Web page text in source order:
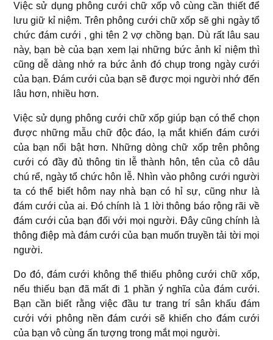
Việc sử dụng phông cưới chữ xốp vô cùng cần thiết để
lưu giữ kỉ niệm. Trên phông cưới chữ xốp sẽ ghi ngày tổ
chức đám cưới , ghi tên 2 vợ chồng bạn. Dù rất lâu sau
này, bạn bè của bạn xem lại những bức ảnh kỉ niệm thì
cũng dễ dàng nhớ ra bức ảnh đó chụp trong ngày cưới
của bạn. Đám cưới của bạn sẽ được mọi người nhớ đến
lâu hơn, nhiều hơn.
Việc sử dụng phông cưới chữ xốp giúp bạn có thể chọn
được những mẫu chữ độc đáo, lạ mắt khiến đám cưới
của bạn nổi bật hơn. Những dòng chữ xốp trên phông
cưới có đầy đủ thông tin lễ thành hôn, tên của cô dâu
chú rể, ngày tổ chức hôn lễ. Nhìn vào phông cưới người
ta có thể biết hôm nay nhà bạn có hỉ sự, cũng như là
đám cưới của ai. Đó chính là 1 lời thông báo rộng rãi về
đám cưới của bạn đối với mọi người. Đây cũng chính là
thông điệp mà đám cưới của bạn muốn truyền tải tời mọi
người.
Do đó, đám cưới không thể thiếu phông cưới chữ xốp,
nếu thiếu bạn đã mất đi 1 phần ý nghĩa của đám cưới.
Bạn cần biết rằng việc đầu tư trang trí sân khấu đám
cưới với phông nền đám cưới sẽ khiến cho đám cưới
của bạn vô cùng ấn tượng trong mắt mọi người.